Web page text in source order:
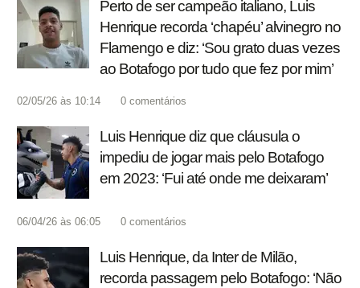
Perto de ser campeão italiano, Luis
Henrique recorda ‘chapéu’ alvinegro no
Flamengo e diz: ‘Sou grato duas vezes
ao Botafogo por tudo que fez por mim’
02/05/26 às 10:14 0 comentários
Luis Henrique diz que cláusula o
impediu de jogar mais pelo Botafogo
em 2023: ‘Fui até onde me deixaram’
06/04/26 às 06:05 0 comentários
Luis Henrique, da Inter de Milão,
recorda passagem pelo Botafogo: ‘Não